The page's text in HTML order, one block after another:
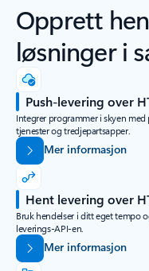
Opprett
løsninger i
Push-levering over
Integrer programmer i skyen
tjenester og tredjepartsapper.
Mer informasjon
Hent levering over
Bruk hendelser i ditt eget tempo
leverings-API-en.
Mer informasjon